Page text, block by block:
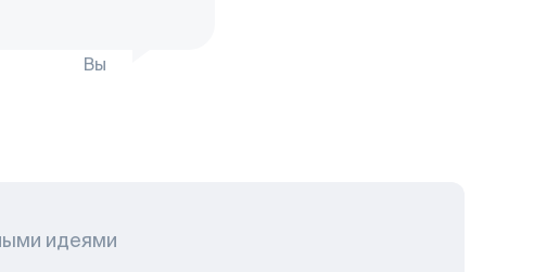
Вы
идеями